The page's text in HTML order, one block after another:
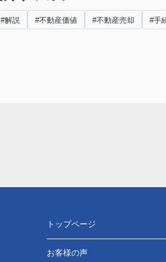
#解説 #不動産価値 #不動産売却 #手
トップページ
お客様の声